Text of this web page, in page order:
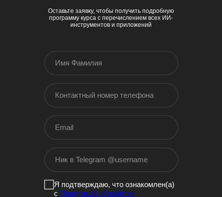
Оставьте заявку, чтобы получить подробную
программу курса с перечислением всех ИИ-
инструментов и приложений
Я подтверждаю, что ознакомлен(а)
с Политикой обработки